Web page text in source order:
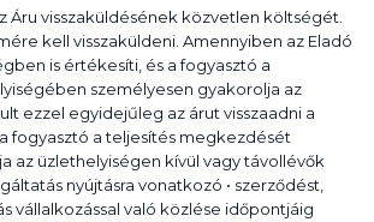
Áru visszaküldésének közvetlen költségét.
kell visszaküldeni. Amennyiben az Eladó
is értékesíti, és a fogyasztó a
személyesen gyakorolja az
ezzel egyidejűleg az árut visszaadni a
fogyasztó a teljesítés megkezdését
az üzlethelyiségen kívül vagy távollévők
nyújtásra vonatkozó • szerződést,
vállalkozással való közlése időpontjáig